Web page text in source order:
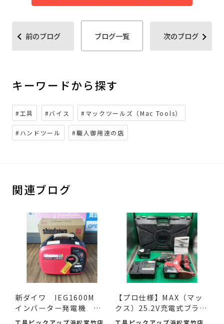
前のブログ ブログ一覧 次のブログ
キーワードから探す
#工具 #バイス #マックツールズ（Mac Tools）
#ハンドツール #職人御用達の店
関連ブログ
新ダイワ IEG1600M
インバーター発電機 入
荷し...
工具ピックアップ浜松宮竹店
【プロ仕様】MAX（マッ
クス）25.2V充電式ブラシ
レ...
工具ピックアップ浜松宮竹店